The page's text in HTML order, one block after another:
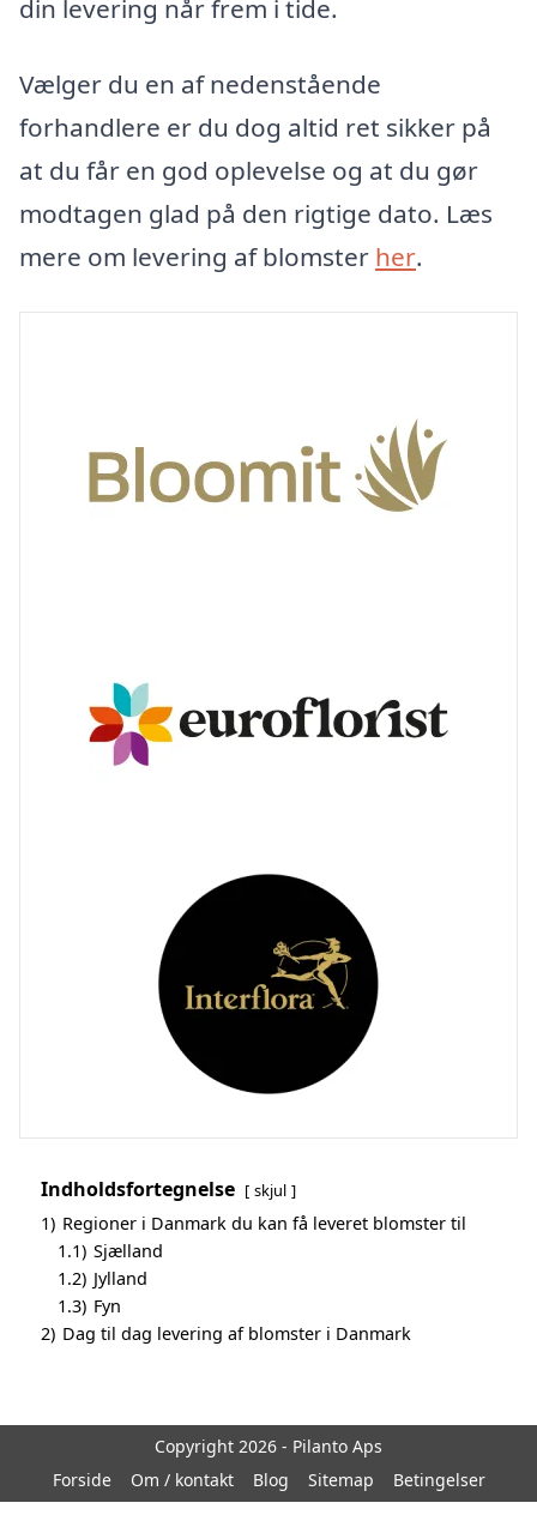
din levering når frem i tide.
Vælger du en af nedenstående
forhandlere er du dog altid ret sikker på
at du får en god oplevelse og at du gør
modtagen glad på den rigtige dato. Læs
mere om levering af blomster her.
Indholdsfortegnelse skjul
1) Regioner i Danmark du kan få leveret blomster til
1.1) Sjælland
1.2) Jylland
1.3) Fyn
2) Dag til dag levering af blomster i Danmark
Copyright 2026 - Pilanto Aps
Forside
Om / kontakt Blog Sitemap Betingelser